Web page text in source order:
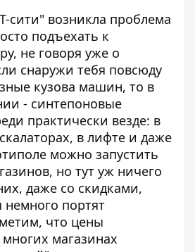
сити" возникла проблема
подъехать к
не говоря уже о
снаружи тебя повсюду
кузова машин, то в
- синтепоновые
практически везде: в
в лифте и даже
можно запустить
но тут уж ничего
даже со скидками,
портят
что цены
магазинах